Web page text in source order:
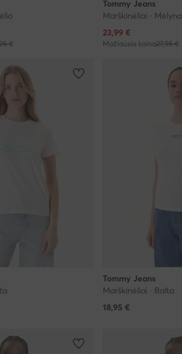
€
Tommy Jeans
Marškinėliai · Mėlyna
Dabartinė kaina
23,99 €
Mažiausia kaina27,95 €
Tommy Jeans
Marškinėliai · Balta
18,95 €